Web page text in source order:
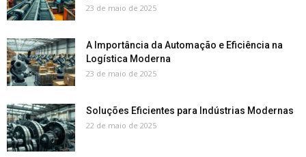
23 de maio de 2025
A Importância da Automação e Eficiência na
Logística Moderna
23 de maio de 2025
Soluções Eficientes para Indústrias Modernas
22 de maio de 2025